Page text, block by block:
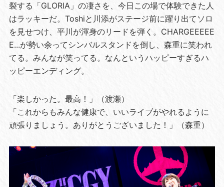
裂する「GLORIA」の凄さを、今日この場で体験できた人
はラッキーだ。Toshiと川添がステージ前に躍り出てソロ
を見せつけ、平川が渾身のリードを弾く。CHARGEEEEE
E...が勢い余ってシンバルスタンドを倒し、森重に笑われ
てる。みんなが笑ってる。なんというハッピーすぎるハ
ッピーエンディング。
「楽しかった。最高！」（渡瀬）
「これからもみんな健康で、いいライブがやれるように
頑張りましょう。ありがとうございました！」（森重）